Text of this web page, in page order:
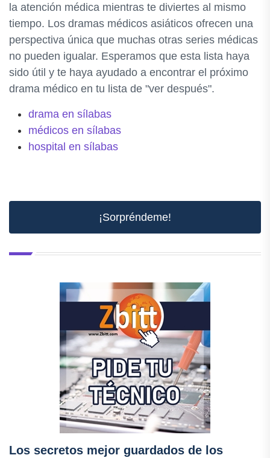
la atención médica mientras te diviertes al mismo
tiempo. Los dramas médicos asiáticos ofrecen una
perspectiva única que muchas otras series médicas
no pueden igualar. Esperamos que esta lista haya
sido útil y te haya ayudado a encontrar el próximo
drama médico en tu lista de "ver después".
drama en sílabas
médicos en sílabas
hospital en sílabas
¡Sorpréndeme!
Los secretos mejor guardados de los